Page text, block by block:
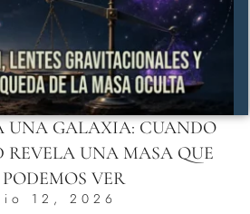
UNA GALAXIA: CUANDO
REVELA UNA MASA QUE
VER
12, 2026